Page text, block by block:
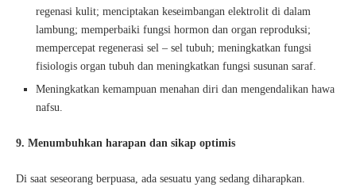
regenasi kulit; menciptakan keseimbangan elektrolit di dalam
lambung; memperbaiki fungsi hormon dan organ reproduksi;
mempercepat regenerasi sel – sel tubuh; meningkatkan fungsi
fisiologis organ tubuh dan meningkatkan fungsi susunan saraf.
Meningkatkan kemampuan menahan diri dan mengendalikan hawa
nafsu.
9. Menumbuhkan harapan dan sikap optimis
Di saat seseorang berpuasa, ada sesuatu yang sedang diharapkan.